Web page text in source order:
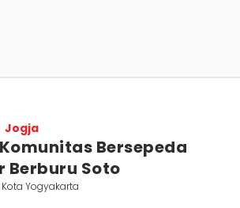
Jogja
Bersepeda
Berburu Soto
Kota Yogyakarta